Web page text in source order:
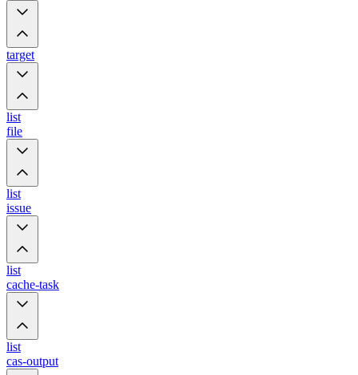
target
list
file
list
issue
list
cache-task
list
cas-output